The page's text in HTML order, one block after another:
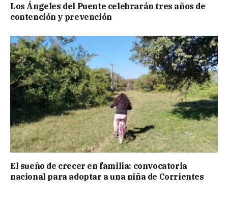
Los Ángeles del Puente celebrarán tres años de
contención y prevención
El sueño de crecer en familia: convocatoria
nacional para adoptar a una niña de Corrientes